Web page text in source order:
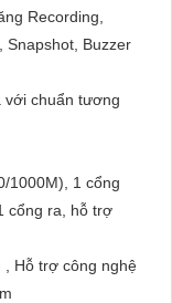
Recording,
Snapshot, Buzzer
với chuẩn tương
1000M), 1 cổng
cổng ra, hỗ trợ
, Hỗ trợ công nghệ